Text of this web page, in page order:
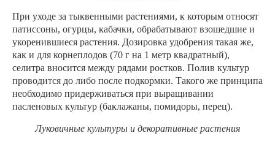
При уходе за тыквенными растениями, к которым относят
патиссоны, огурцы, кабачки, обрабатывают взошедшие и
укоренившиеся растения. Дозировка удобрения такая же,
как и для корнеплодов (70 г на 1 метр квадратный),
селитра вносится между рядами ростков. Полив культур
проводится до либо после подкормки. Такого же принципа
необходимо придерживаться при выращивании
пасленовых культур (баклажаны, помидоры, перец).
Луковичные культуры и декоративные растения